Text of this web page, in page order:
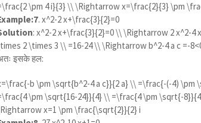
\pm 4 i}{3} \\ \Rightarrow x=\frac{2}{3} \pm
.x^2-2 x+\frac{3}{2}=0
:x^2-2 x+\frac{3}{2}=0 \\ \Rightarrow 2 x^2-4
2 \times 3 \\ =16-24 \\ \Rightarrow b^2-4 a c =-
इसके हल:
b \pm \sqrt{b^2-4 a c}}{2 a} \\ =\frac{-(-4) \pm
\pm \sqrt{16-24}}{4} \\ =\frac{4 \pm \sqrt{-
x=1 \pm \frac{\sqrt{2}}{2} i